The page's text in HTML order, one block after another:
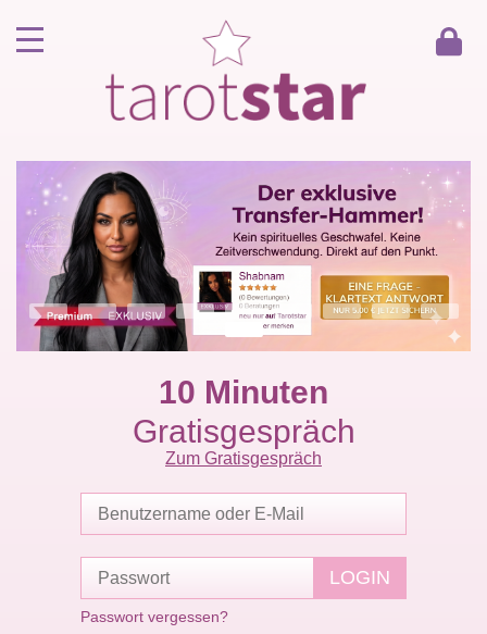
Kunde werden
Berater werden
Kartenlegen Gratisgespräch
Gästebuch
10 Minuten
Gratisgespräch
Zum Gratisgespräch
Passwort vergessen?